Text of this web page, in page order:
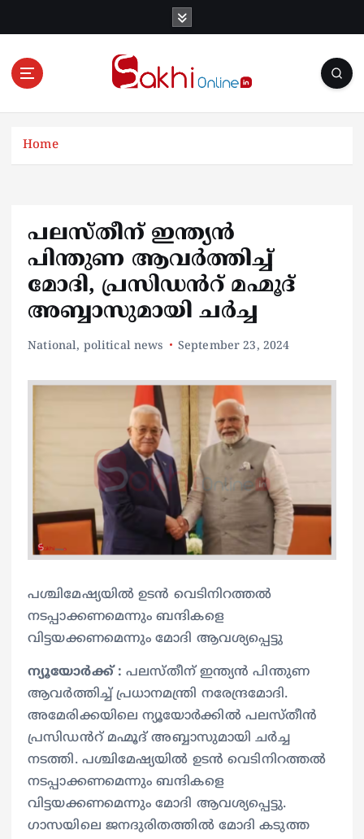
Online News Portal
Home
പലസ്തീന് ഇന്ത്യൻ
പിന്തുണ ആവർത്തിച്ച്
മോദി, പ്രസിഡൻറ് മഹ്മൂദ്
അബ്ബാസുമായി ചർച്ച
National, political news September 23, 2024
പശ്ചിമേഷ്യയിൽ ഉടൻ വെടിനിറത്തൽ
നടപ്പാക്കണമെന്നും ബന്ദികളെ
വിട്ടയക്കണമെന്നും മോദി ആവശ്യപ്പെട്ടു
ന്യൂയോർക്ക് :പലസ്തീന് ഇന്ത്യൻ പിന്തുണ
ആവർത്തിച്ച് പ്രധാനമന്ത്രി നരേന്ദ്രമോദി.
അമേരിക്കയിലെ ന്യൂയോർക്കിൽ പലസ്തീൻ
പ്രസിഡൻറ് മഹ്മൂദ് അബ്ബാസുമായി ചർച്ച
നടത്തി. പശ്ചിമേഷ്യയിൽ ഉടൻ വെടിനിറത്തൽ
നടപ്പാക്കണമെന്നും ബന്ദികളെ
വിട്ടയക്കണമെന്നും മോദി ആവശ്യപ്പെട്ടു.
ഗാസയിലെ ജനദുരിതത്തിൽ മോദി കടുത്ത